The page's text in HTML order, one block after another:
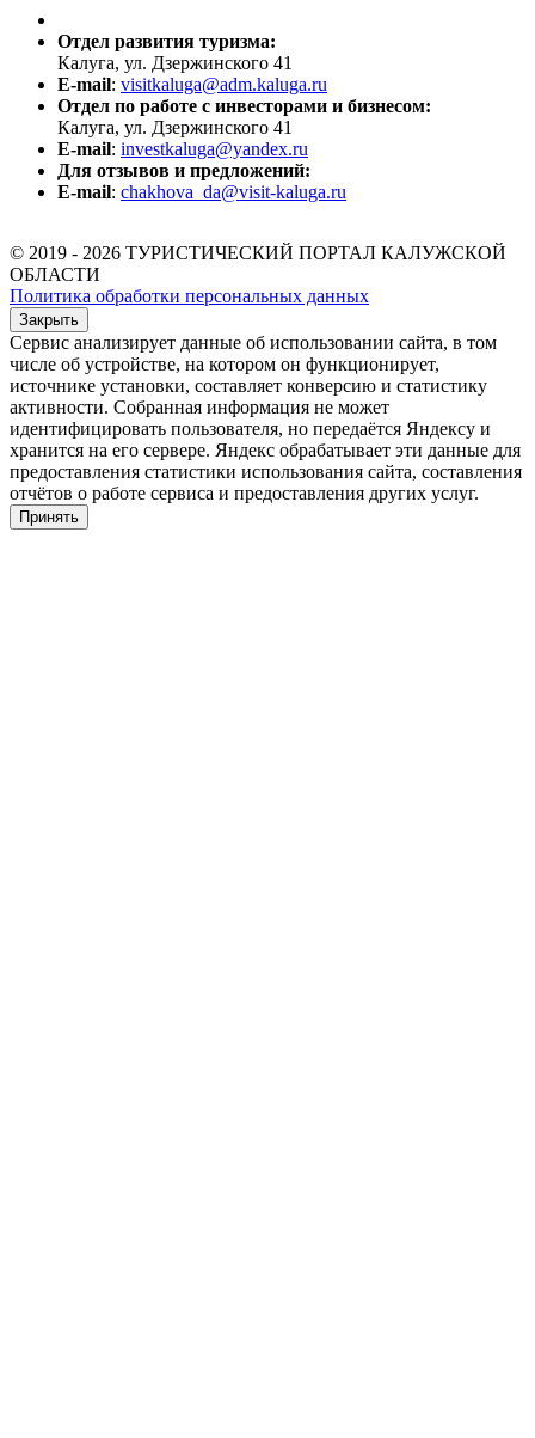
Отдел развития туризма:
Калуга, ул. Дзержинского 41
E-mail: visitkaluga@adm.kaluga.ru
Отдел по работе с инвесторами и бизнесом:
Калуга, ул. Дзержинского 41
E-mail: investkaluga@yandex.ru
Для отзывов и предложений:
E-mail: chakhova_da@visit-kaluga.ru
© 2019 - 2026 ТУРИСТИЧЕСКИЙ ПОРТАЛ КАЛУЖСКОЙ
ОБЛАСТИ
Политика обработки персональных данных
Закрыть
Сервис анализирует данные об использовании сайта, в том
числе об устройстве, на котором он функционирует,
источнике установки, составляет конверсию и статистику
активности. Собранная информация не может
идентифицировать пользователя, но передаётся Яндексу и
хранится на его сервере. Яндекс обрабатывает эти данные для
предоставления статистики использования сайта, составления
отчётов о работе сервиса и предоставления других услуг.
Принять